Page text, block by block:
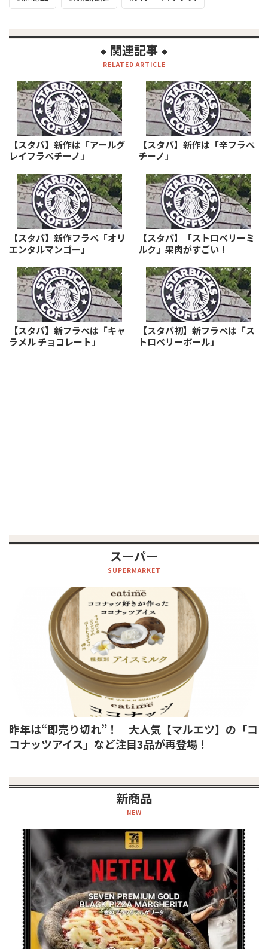
◆ 関連記事 ◆
RELATED ARTICLE
【スタバ】新作は「アールグ
レイフラペチーノ」
【スタバ】新作は「辛フラペ
チーノ」
【スタバ】新作フラペ「オリ
エンタルマンゴー」
【スタバ】「ストロベリーミ
ルク」果肉がすごい！
【スタバ】新フラペは「キャ
ラメル チョコレート」
【スタバ初】新フラペは「ス
トロベリーボール」
スーパー
SUPERMARKET
昨年は“即売り切れ”！ 大人気【マルエツ】の「コ
コナッツアイス」など注目3品が再登場！
新商品
NEW